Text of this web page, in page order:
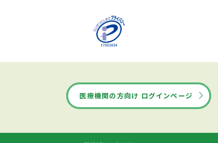
医療機関の方向け ログインページ